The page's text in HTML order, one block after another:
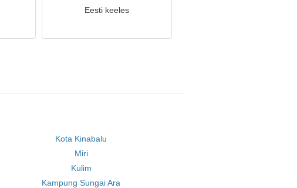
Eesti keeles
Kota Kinabalu
Miri
Kulim
Kampung Sungai Ara